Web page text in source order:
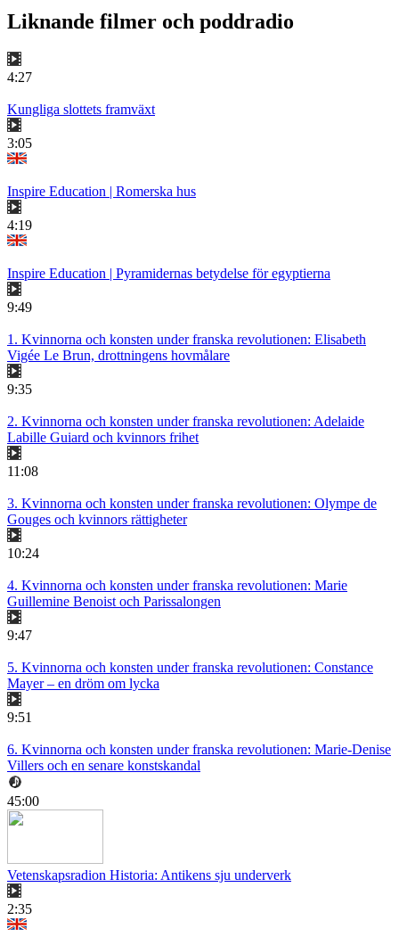
Liknande filmer och poddradio
4:27
Kungliga slottets framväxt
3:05
Inspire Education | Romerska hus
4:19
Inspire Education | Pyramidernas betydelse för egyptierna
9:49
1. Kvinnorna och konsten under franska revolutionen: Elisabeth
Vigée Le Brun, drottningens hovmålare
9:35
2. Kvinnorna och konsten under franska revolutionen: Adelaide
Labille Guiard och kvinnors frihet
11:08
3. Kvinnorna och konsten under franska revolutionen: Olympe de
Gouges och kvinnors rättigheter
10:24
4. Kvinnorna och konsten under franska revolutionen: Marie
Guillemine Benoist och Parissalongen
9:47
5. Kvinnorna och konsten under franska revolutionen: Constance
Mayer – en dröm om lycka
9:51
6. Kvinnorna och konsten under franska revolutionen: Marie-Denise
Villers och en senare konstskandal
45:00
Vetenskapsradion Historia: Antikens sju underverk
2:35